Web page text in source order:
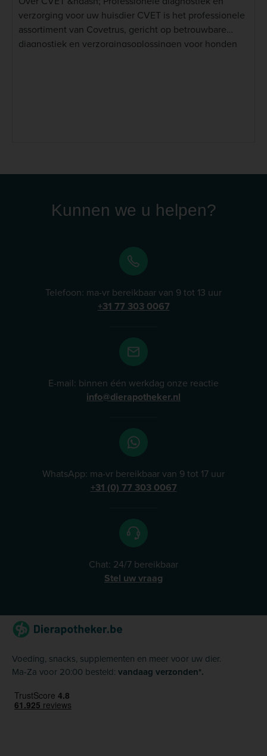
verzorging voor uw huisdier CVET is het professionele
assortiment van Covetrus, gericht op betrouwbare
diagnostiek en verzorgingsoplossingen voor honden
Kunnen we u helpen?
Telefoon: ma-vr bereikbaar van 9 tot 13 uur
+31 77 303 0067
E-mail: binnen één werkdag onze reactie
info@dierapotheker.nl
WhatsApp: ma-vr bereikbaar van 9 tot 17 uur
+31 (0) 77 303 0067
Chat: 24/7 bereikbaar
Stel uw vraag
Voeding, snacks, supplementen en meer voor uw dier.
Ma-Za voor 20:00 besteld: vandaag verzonden*.